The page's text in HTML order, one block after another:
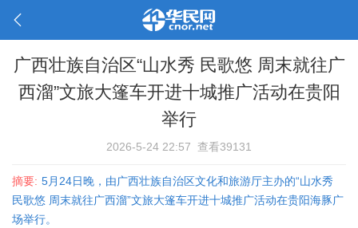
广西壮族自治区“山水秀 民歌悠 周末就往广
西溜”文旅大篷车开进十城推广活动在贵阳
举行
2026-5-24 22:57 查看39131
摘要: 5月24日晚，由广西壮族自治区文化和旅游厅主办的“山水秀
民歌悠 周末就往广西溜”文旅大篷车开进十城推广活动在贵阳海豚广
场举行。